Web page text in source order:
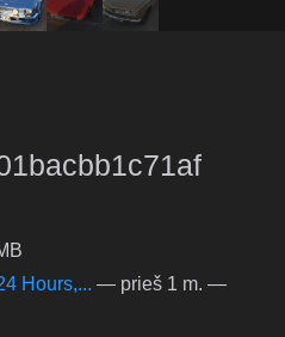
Hours,... — prieš 1 m. —